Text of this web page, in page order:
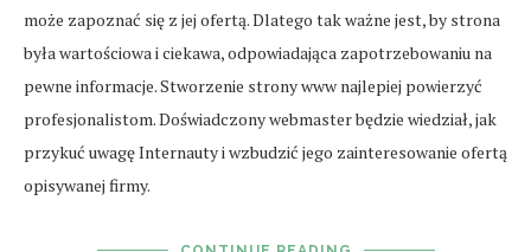
może zapoznać się z jej ofertą. Dlatego tak ważne jest, by strona
była wartościowa i ciekawa, odpowiadająca zapotrzebowaniu na
pewne informacje. Stworzenie strony www najlepiej powierzyć
profesjonalistom. Doświadczony webmaster będzie wiedział, jak
przykuć uwagę Internauty i wzbudzić jego zainteresowanie ofertą
opisywanej firmy.